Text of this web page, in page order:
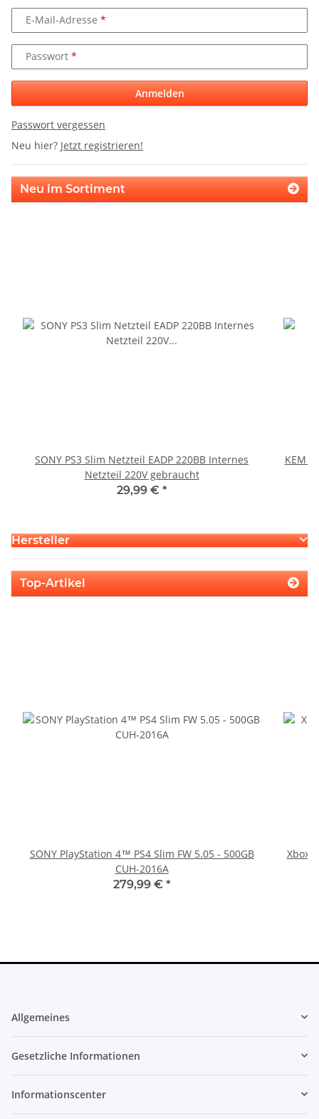
E-Mail-Adresse
Passwort
Anmelden
Passwort vergessen
Neu hier? Jetzt registrieren!
Neu im Sortiment
SONY PS3 Slim Netzteil EADP 220BB Internes
Netzteil 220V gebraucht
29,99 € *
KEM
Hersteller
Top-Artikel
SONY PlayStation 4™ PS4 Slim FW 5.05 - 500GB
CUH-2016A
279,99 € *
Xbox
Allgemeines
Gesetzliche Informationen
Informationscenter